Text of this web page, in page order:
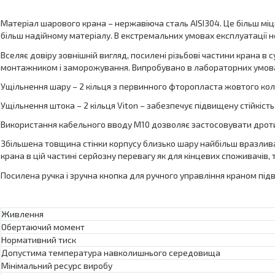
Матеріал шарового крана – нержавіюча сталь AISI304. Це більш
більш надійному матеріалу. В екстремальних умовах
Вселяє довіру зовнішній вигляд, посилені різьбові частини крана
монтажником і заморожування. Випробувано в лабораторних
Ущільнення шару – 2 кільця з первинного фторопласта жовтого
Ущільнення штока – 2 кільця Viton – забезпечує підвищену
Використання кабельного вводу M10 дозволяє застосовувати
Збільшена товщина стінки корпусу близько шару найбільш
крана в цій частині серйозну перевагу як для кінцевих споживачів,
Посилена ручка і зручна кнопка для ручного управління краном
Живлення
Обертаючий момент
Нормативний тиск
Допустима температура навколишнього середовища
Мінімальний ресурс виробу